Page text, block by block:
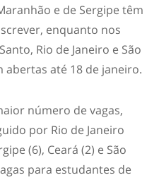
e de Sergipe têm
enquanto nos
Rio de Janeiro e São
abertas até 18 de janeiro.
número de vagas,
por Rio de Janeiro
(6), Ceará (2) e São
para estudantes de